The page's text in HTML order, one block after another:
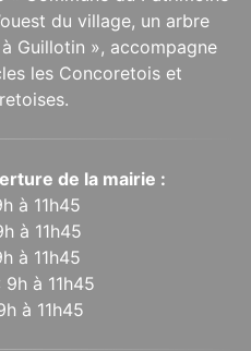
du village, un arbre
Guillotin », accompagne
les Concoretois et
de la mairie :
à 11h45
à 11h45
à 11h45
à 11h45
à 11h45